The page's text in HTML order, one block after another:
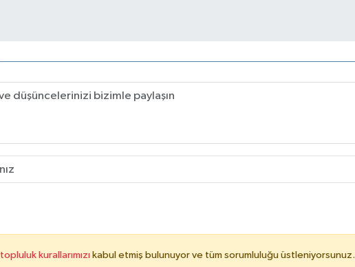
topluluk kurallarımızı kabul etmiş bulunuyor ve tüm sorumluluğu üstleniyorsunuz.